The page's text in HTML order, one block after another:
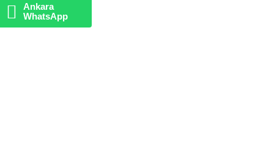
Ankara
WhatsApp